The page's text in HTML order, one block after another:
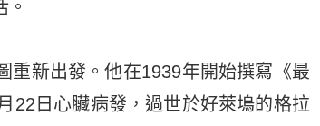
重新出發。他在1939年開始撰寫《最
22日心臟病發，過世於好萊塢的格拉